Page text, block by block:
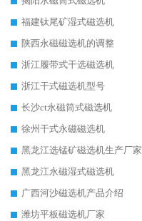
福建钛尾矿湿式磁选机
陕西永磁磁选机的调整
浙江履带式干选磁选机
浙江干式磁选机型号
长沙ct永磁筒式磁选机
徐州干式永磁磁选机
黑龙江选锰矿磁选机生产厂家
黑龙江永磁湿式磁选机
广西河沙磁选机产品介绍
潍坊平板磁选机厂家